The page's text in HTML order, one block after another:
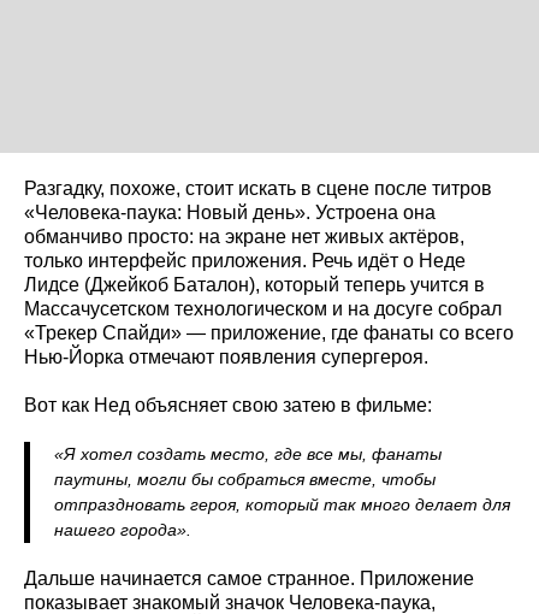
Разгадку, похоже, стоит искать в сцене после титров
«Человека-паука: Новый день». Устроена она
обманчиво просто: на экране нет живых актёров,
только интерфейс приложения. Речь идёт о Неде
Лидсе (Джейкоб Баталон), который теперь учится в
Массачусетском технологическом и на досуге собрал
«Трекер Спайди» — приложение, где фанаты со всего
Нью-Йорка отмечают появления супергероя.
Вот как Нед объясняет свою затею в фильме:
«Я хотел создать место, где все мы, фанаты
паутины, могли бы собраться вместе, чтобы
отпраздновать героя, который так много делает для
нашего города».
Дальше начинается самое странное. Приложение
показывает знакомый значок Человека-паука,